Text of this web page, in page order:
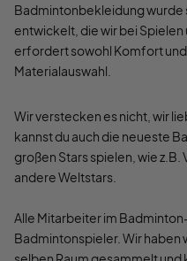
Badmintonbekleidung wurde
entwickelt, die wir bei Spielen
erfordert sowohl Komfort
Materialauswahl.
Wir verstecken es nicht, wir
kannst du auch die neueste
großen Stars spielen, wie z.B.
andere Weltstars.
Alle Mitarbeiter im
Badmintonspieler. Wir haben